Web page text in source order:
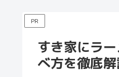
PR
すき家にラ
べ方を徹底